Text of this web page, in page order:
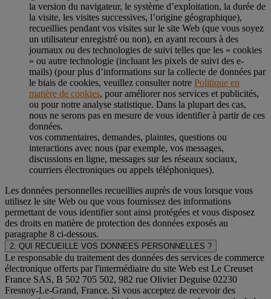
la version du navigateur, le système d’exploitation, la durée de
la visite, les visites successives, l’origine géographique),
recueillies pendant vos visites sur le site Web (que vous soyez
un utilisateur enregistré ou non), en ayant recours à des
journaux ou des technologies de suivi telles que les « cookies
» ou autre technologie (incluant les pixels de suivi des e-
mails) (pour plus d’informations sur la collecte de données par
le biais de cookies, veuillez consulter notre Politique en
matière de cookies, pour améliorer nos services et publicités,
ou pour notre analyse statistique. Dans la plupart des cas,
nous ne serons pas en mesure de vous identifier à partir de ces
données.
vos commentaires, demandes, plaintes, questions ou
interactions avec nous (par exemple, vos messages,
discussions en ligne, messages sur les réseaux sociaux,
courriers électroniques ou appels téléphoniques).
Les données personnelles recueillies auprès de vous lorsque vous
utilisez le site Web ou que vous fournissez des informations
permettant de vous identifier sont ainsi protégées et vous disposez
des droits en matière de protection des données exposés au
paragraphe 8 ci-dessous.
2. QUI RECUEILLE VOS DONNEES PERSONNELLES ?
Le responsable du traitement des données des services de commerce
électronique offerts par l'intermédiaire du site Web est Le Creuset
France SAS, B 502 705 502, 982 rue Olivier Deguise 02230
Fresnoy-Le-Grand, France. Si vous acceptez de recevoir des